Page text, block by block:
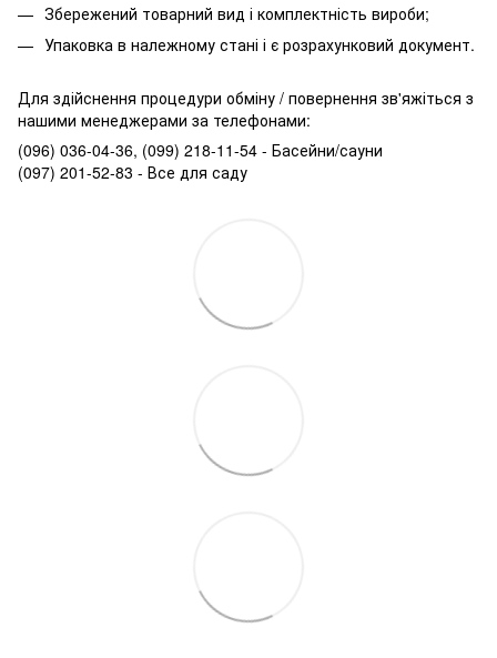
Збережений товарний вид і комплектність вироби;
Упаковка в належному стані і є розрахунковий документ.
Для здійснення процедури обміну / повернення зв'яжіться з
нашими менеджерами за телефонами:
(096) 036-04-36, (099) 218-11-54 - Басейни/сауни
(097) 201-52-83 - Все для саду